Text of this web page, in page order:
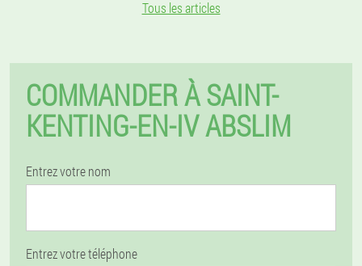
Tous les articles
COMMANDER À SAINT-
KENTING-EN-IV ABSLIM
Entrez votre nom
Entrez votre téléphone